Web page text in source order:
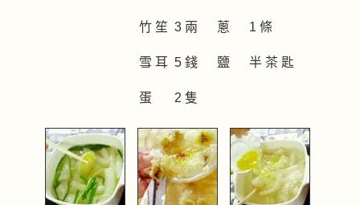
竹 笙 3 兩
雪 耳 5 錢
蛋 2 隻
蔥 1 條
鹽 半 茶 匙